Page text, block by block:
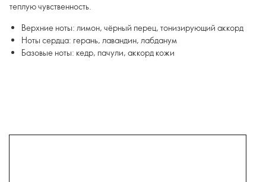
теплую чувственность.
Верхние ноты: лимон, чёрный перец, тонизирующий аккорд
Ноты сердца: герань, лавандин, лабданум
Базовые ноты: кедр, пачули, аккорд кожи